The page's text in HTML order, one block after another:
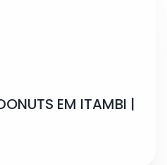
EM ITAMBI |